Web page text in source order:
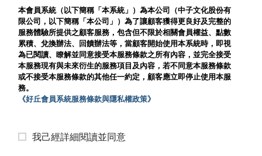
本會員系統（以下簡稱「本系統」）為本公司（中子文化股份有
限公司，以下簡稱「本公司」）為了讓顧客獲得更良好及完整的
服務體驗所提供之顧客服務，包含但不限於相關會員權益、點數
累積、兌換辦法、回饋辦法等，當顧客開始使用本系統時，即視
為已閱讀、瞭解並同意接受本服務條款之所有內容，並完全接受
本服務現有與未來衍生的服務項目及內容，若不同意本服務條款
或不接受本服務條款的其他任一約定，顧客應立即停止使用本服
務。
《好丘會員系統服務條款與隱私權政策》
我己經詳細閱讀並同意